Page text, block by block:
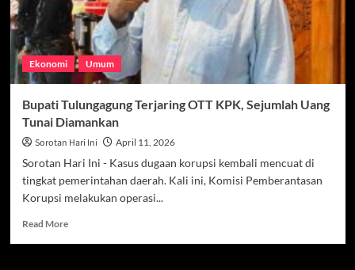
Ekonomi Umum
Bupati Tulungagung Terjaring OTT KPK, Sejumlah Uang
Tunai Diamankan
Sorotan Hari Ini April 11, 2026
Sorotan Hari Ini - Kasus dugaan korupsi kembali mencuat di
tingkat pemerintahan daerah. Kali ini, Komisi Pemberantasan
Korupsi melakukan operasi...
Read MoreRead